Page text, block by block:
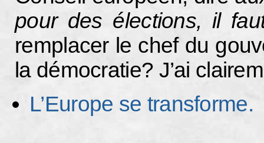
pour des élections, il
remplacer le chef du
la démocratie? J’ai
L’Europe se transforme.